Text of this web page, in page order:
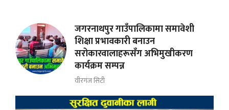
जगरनाथपुर गाउँपालिकामा समावेशी
शिक्षा प्रभावकारी बनाउन
सरोकारवालाहरूसँग अभिमुखीकरण
कार्यक्रम सम्पन्न
वीरगंज सिटी